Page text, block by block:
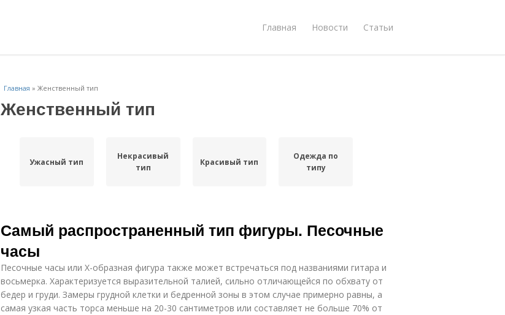
Главная Новости Статьи
Главная » Женственный тип
Женственный тип
Ужасный тип
Некрасивый
тип
Красивый тип
Одежда по
типу
Самый распространенный тип фигуры. Песочные
часы
Песочные часы или X-образная фигура также может встречаться под названиями гитара и
восьмерка. Характеризуется выразительной талией, сильно отличающейся по обхвату от
бедер и груди. Замеры грудной клетки и бедренной зоны в этом случае примерно равны, а
самая узкая часть торса меньше на 20-30 сантиметров или составляет не больше 70% от